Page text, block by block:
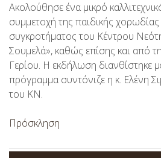
Ακολούθησε ένα μικρό
συμμετοχή της παιδικής χορωδίας
συγκροτήματος του Κέντρου
Σουμελά», καθώς επίσης και από
Γερίου. Η εκδήλωση διανθίστηκε
πρόγραμμα συντόνιζε η κ. Ελένη
του ΚΝ.
Πρόσκληση